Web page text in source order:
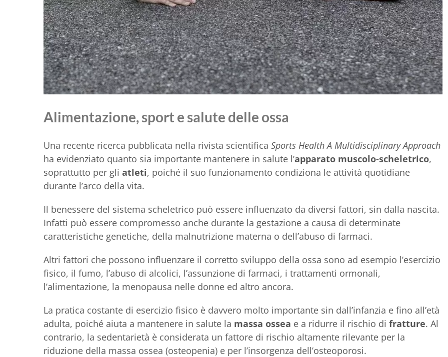
Alimentazione, sport e salute delle ossa
Una recente ricerca pubblicata nella rivista scientifica Sports Health A Multidisciplinary Approach
ha evidenziato quanto sia importante mantenere in salute l’apparato muscolo-scheletrico,
soprattutto per gli atleti, poiché il suo funzionamento condiziona le attività quotidiane
durante l’arco della vita.
Il benessere del sistema scheletrico può essere influenzato da diversi fattori, sin dalla nascita.
Infatti può essere compromesso anche durante la gestazione a causa di determinate
caratteristiche genetiche, della malnutrizione materna o dell’abuso di farmaci.
Altri fattori che possono influenzare il corretto sviluppo della ossa sono ad esempio l’esercizio
fisico, il fumo, l’abuso di alcolici, l’assunzione di farmaci, i trattamenti ormonali,
l’alimentazione, la menopausa nelle donne ed altro ancora.
La pratica costante di esercizio fisico è davvero molto importante sin dall’infanzia e fino all’età
adulta, poiché aiuta a mantenere in salute la massa ossea e a ridurre il rischio di fratture. Al
contrario, la sedentarietà è considerata un fattore di rischio altamente rilevante per la
riduzione della massa ossea (osteopenia) e per l’insorgenza dell’osteoporosi.